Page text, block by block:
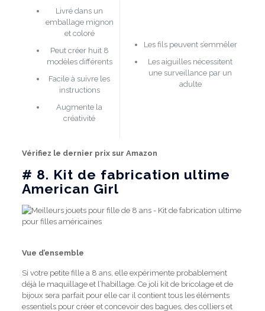
Livré dans un
emballage mignon
et coloré
Peut créer huit 8
modèles différents
Facile à suivre les
instructions
Augmente la
créativité
Les fils peuvent s’emmêler
Les aiguilles nécessitent
une surveillance par un
adulte
Vérifiez le dernier prix sur Amazon
# 8. Kit de fabrication ultime
American Girl
Vue d’ensemble
Si votre petite fille a 8 ans, elle expérimente probablement
déjà le maquillage et l’habillage. Ce joli kit de bricolage et de
bijoux sera parfait pour elle car il contient tous les éléments
essentiels pour créer et concevoir des bagues, des colliers et